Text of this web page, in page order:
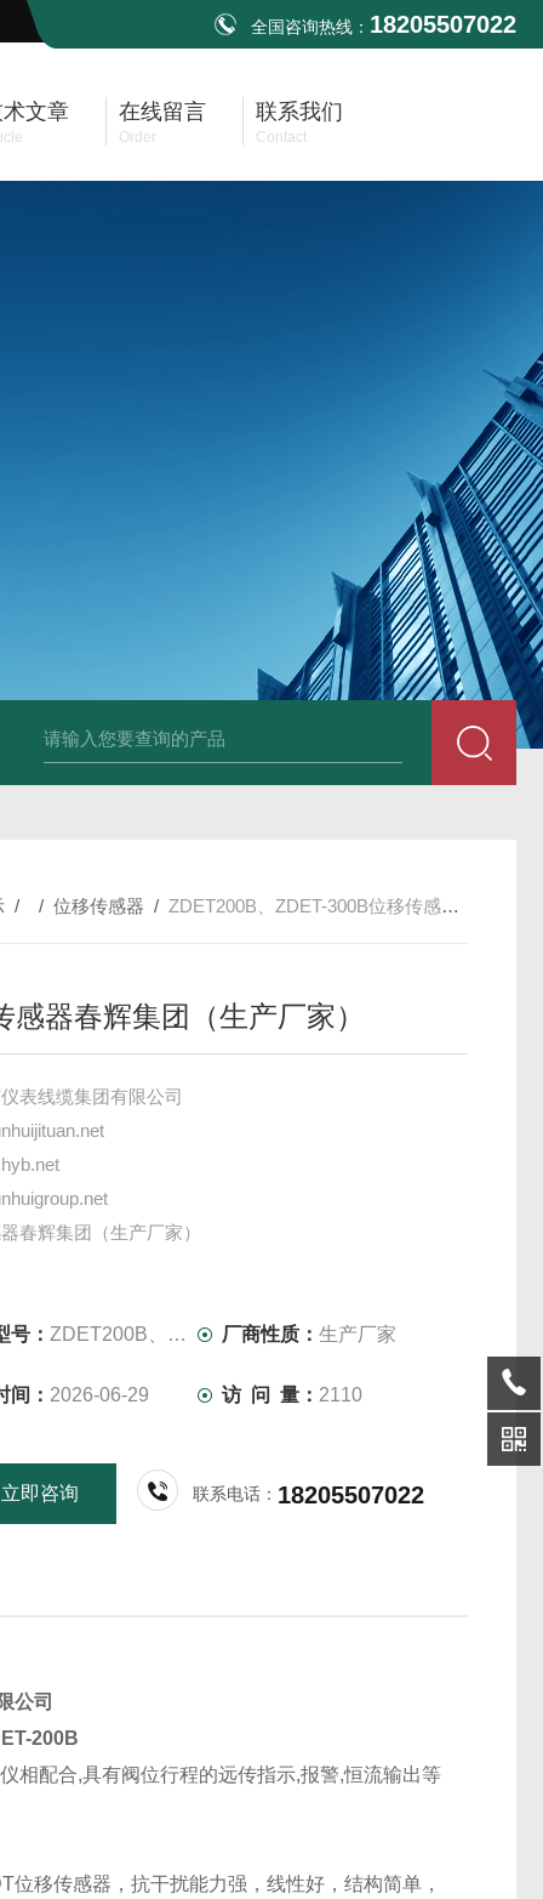
全国咨询热线： 18205507022
文章 在线留言
Order
联系我们
Contact
热膨胀变送器 NE3941E轴承振动速度变送器 NE3951E轴承
/ /位移传感器 / ZDET200B、ZDET-300B位移传感器春辉集团（生产厂家）
感器春辉集团（生产厂家）
表线缆集团有限公司
春辉集团（生产厂家）
感器
号： ZDET200B、ZDET-300B 厂商性质：生产厂家
间： 2026-06-29 访 问 量： 2110
立即咨询 联系电话： 18205507022
公司
200B
相配合,具有阀位行程的远传指示,报警,恒流输出等
移传感器，抗干扰能力强，线性好，结构简单，